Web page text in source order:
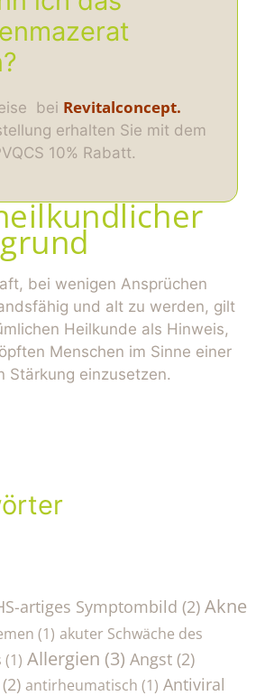
bei Revitalconcept.
erhalten Sie mit dem
10% Rabatt.
bei wenigen Ansprüchen
und alt zu werden, gilt
Heilkunde als Hinweis,
Menschen im Sinne einer
Stärkung einzusetzen.
artiges Symptombild (2) Akne
(1) akuter Schwäche des
(1) Allergien (3) Angst (2)
(2) antirheumatisch (1) Antiviral